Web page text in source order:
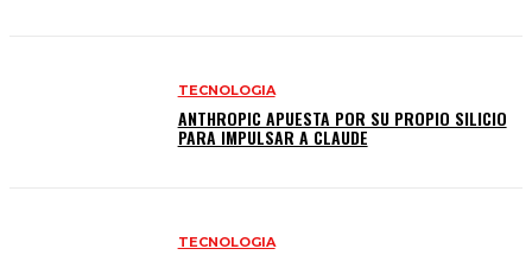
TECNOLOGIA
ANTHROPIC APUESTA POR SU PROPIO SILICIO
PARA IMPULSAR A CLAUDE
TECNOLOGIA